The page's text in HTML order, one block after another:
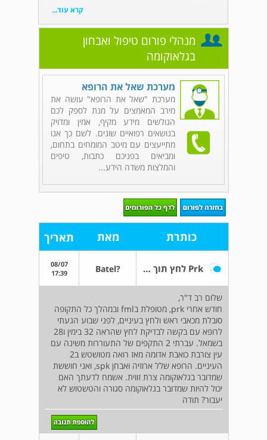
קרא עוד...
מנהלי פורום טיפול ואבחון
בגלאוקומה
מערכת שאל את הרופא
מערכת "שאל את הרופא" עושה את
מירב המאמצים על מנת לספק לכם
הגולשים מידע מקיף, אמין ומדויק
בנושאים רפואיים שונים. לשם כך אנו
מתייעצים עם מיטב המומחים בתחום,
ומביאים בפניכם כתבות, טיפים
והמלצות משדה הידע...
כותרת מאת תאריך
Prk לחץ תוך עיני גבוה ?Batel
08/07
17:39
שלום רב ד"ר,
חודש אחרי prk, מטופלת בfml ובמהלך כל התקופה
סובלת מכאבי ראש ולחץ בעיניים, לפני שבוע הגעתי
לרופא עם בקשה לבדיקת לחץ שהראה 32 בימין ו28
בשמאל. עברתי 2 התקפים של התעוררות משינה עם
עין צורבת כואבת אדומה מאז רואה מטושטש ב2
העיניים. הרופא שלל ארוזיה ואבחן spk, ואני חוששת
שמדובר בגלאוקומה צרת זווית. אשמח לדעתך האם
יכול להיות שמדובר בגלאוקומה סגורה והטשטוש לא
יעבור? תודה